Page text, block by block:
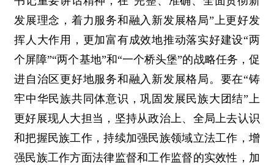
发展理念，着力服务和融入新发展格局”上更好发
挥人大作用，更加富有成效地推动落实好建设“两
个屏障”“两个基地”和“一个桥头堡”的战略任务，促
进自治区更好地服务和融入新发展格局。要在“铸
牢中华民族共同体意识，巩固发展民族大团结”上
更好展现人大担当，坚持从政治上、全局上去认识
和把握民族工作，持续加强民族领域立法工作，增
强民族工作方面法律监督和工作监督的实效性，加